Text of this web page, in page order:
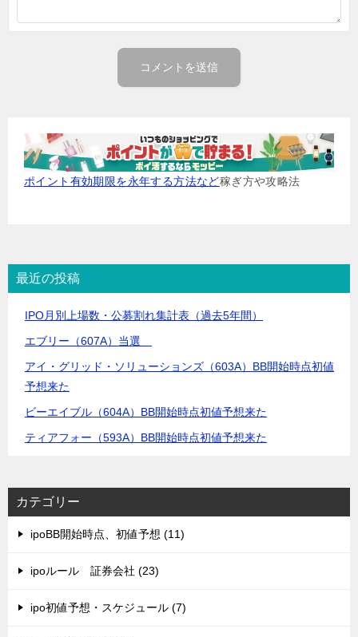
ポイント有効期限を永年する方法など稼ぎ方や攻略法
最近の投稿
IPO月別上場数・公募割れ集計表（過去5年間）
エブリー（607A）当選
アイ・グリッド・ソリューションズ（603A）BB開始時点初値
予想来た
ビーエイブル（604A）BB開始時点初値予想来た
ティアフォー（593A）BB開始時点初値予想来た
カテゴリー
ipoBB開始時点、初値予想 (11)
ipoルール 証券会社 (23)
ipo初値予想・スケジュール (7)